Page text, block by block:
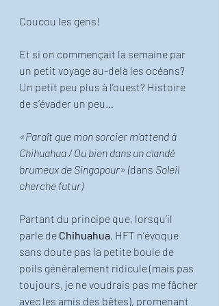
Coucou les gens!
Et si on commençait la semaine par
un petit voyage au-delà les océans?
Un petit peu plus à l’ouest? Histoire
de s’évader un peu…
«Paraît que mon sorcier m’attend à
Chihuahua / Ou bien dans un clandé
brumeux de Singapour» (dans Soleil
cherche futur)
Partant du principe que, lorsqu’il
parle de Chihuahua, HFT n’évoque
sans doute pas la petite boule de
poils généralement ridicule (mais pas
toujours, je ne voudrais pas me fâcher
avec les amis des bêtes), promenant